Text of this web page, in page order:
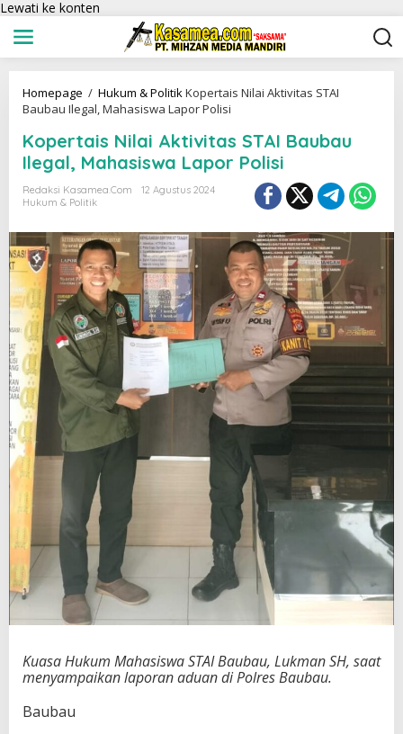
Lewati ke konten
Homepage / Hukum & PolitikKopertais Nilai Aktivitas STAI
Baubau Ilegal, Mahasiswa Lapor Polisi
Kopertais Nilai Aktivitas STAI Baubau
Ilegal, Mahasiswa Lapor Polisi
Redaksi Kasamea.com
12 Agustus 2024
Hukum & Politik
Kuasa Hukum Mahasiswa STAI Baubau, Lukman SH, saat
menyampaikan laporan aduan di Polres Baubau.
Baubau